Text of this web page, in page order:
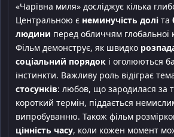
«Чарівна миля» досліджує кілька
Центральною є неминучість долі та
людини перед обличчям глобальної
Фільм демонструє, як швидко
соціальний порядок і оголюються
інстинкти. Важливу роль відіграє
стосунків: любов, що зародилася за
короткий термін, піддається
випробуванню. Також фільм
цінність часу, коли кожен момент